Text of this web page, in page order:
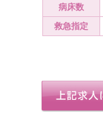
病床数
救急指定